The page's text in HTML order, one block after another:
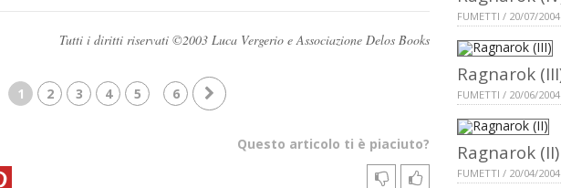
Tutti i diritti riservati ©2003 Luca Vergerio e Associazione Delos Books
1 2 3 4 5 6
Questo articolo ti è piaciuto?
FUMETTI / 20/07/2004
Ragnarok
FUMETTI / 20/06/2004
Ragnarok (II)
FUMETTI / 20/04/2004